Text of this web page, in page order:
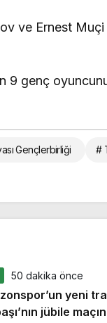
ve Ernest
9 genç
Gençlerbirliği #
50 dakika önce
yeni
jübile